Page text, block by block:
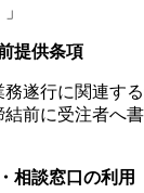
提供条項
務遂行に関連す
前に受注者へ
相談窓口の利用